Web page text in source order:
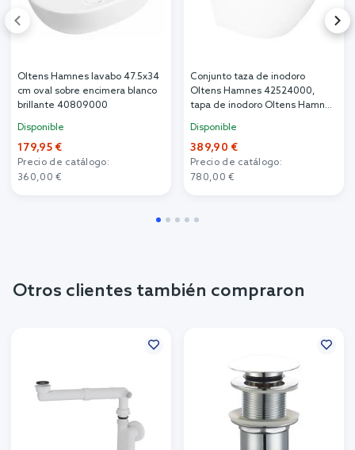
Oltens Hamnes lavabo 47.5x34
cm oval sobre encimera blanco
brillante 40809000
Disponible
179,95 €
Precio de catálogo:
360,00 €
Conjunto taza de inodoro
Oltens Hamnes 42524000,
tapa de inodoro Oltens Hamnes
Disponible
389,90 €
Precio de catálogo:
780,00 €
Otros clientes también compraron